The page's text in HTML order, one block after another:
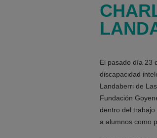
El pasado día 23
discapacidad
Landaberri de
Fundación
dentro del
a alumnos como